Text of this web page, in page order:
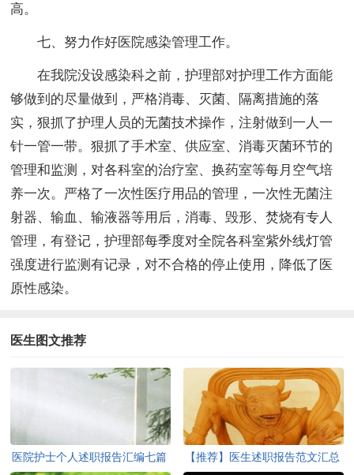
高。
七、努力作好医院感染管理工作。
在我院没设感染科之前，护理部对护理工作方面能
够做到的尽量做到，严格消毒、灭菌、隔离措施的落
实，狠抓了护理人员的无菌技术操作，注射做到一人一
针一管一带。狠抓了手术室、供应室、消毒灭菌环节的
管理和监测，对各科室的治疗室、换药室等每月空气培
养一次。严格了一次性医疗用品的管理，一次性无菌注
射器、输血、输液器等用后，消毒、毁形、焚烧有专人
管理，有登记，护理部每季度对全院各科室紫外线灯管
强度进行监测有记录，对不合格的停止使用，降低了医
原性感染。
医生图文推荐
医院护士个人述职报告汇编七篇
【推荐】医生述职报告范文汇总